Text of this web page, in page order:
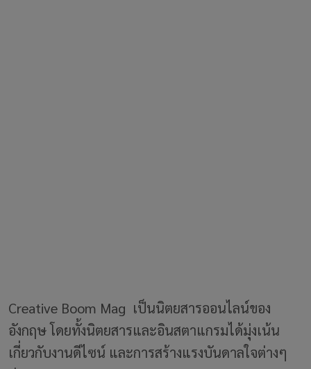
Creative Boom Mag เป็นนิตยสารออนไลน์ของ
อังกฤษ โดยทั้งนิตยสารและอินสตาแกรมได้มุ่งเน้น
เกี่ยวกับงานดีไซน์ และการสร้างแรงบันดาลใจต่างๆ